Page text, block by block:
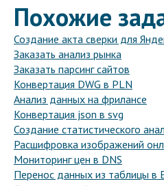
Похожие
Создание акта сверки для
Заказать анализ рынка
Заказать парсинг сайтов
Конвертация DWG в PLN
Анализ данных на фрилансе
Конвертация json в svg
Создание статистического
Расшифровка изображений
Мониторинг цен в DNS
Перенос данных из таблицы в